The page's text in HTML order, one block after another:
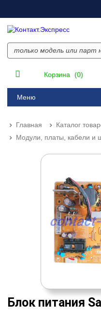
Корзина (0)
Меню
Главная
Каталог
Модули, платы, кабели и
Блок питания